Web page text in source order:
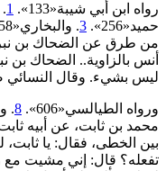
رواه ابن أبي شيبة«133». 1
حميد«256».
3. والبخاري«458».
من طرق عن الضحاك بن
أنس بالزاوية.. الضحاك
ليس بشيء. وقال
ورواه الطيالسي«606». 8
.
محمد بن ثابت، عن أبيه
بين الخطى، فقال: يا
تفعله؟ قال: إني مشيت مع